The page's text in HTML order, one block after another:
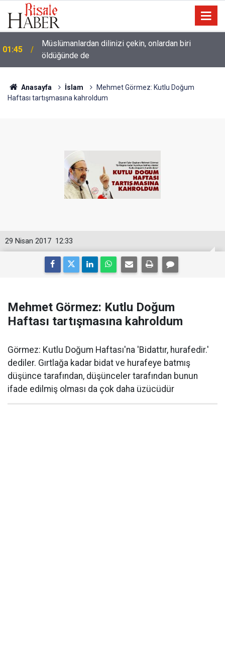
01:45
Müslümanlardan dilinizi çekin, onlardan biri
öldüğünde de
Anasayfa İslam
Mehmet Görmez: Kutlu Doğum
Haftası tartışmasına kahroldum
12:33
29 Nisan 2017
Mehmet Görmez: Kutlu Doğum
Haftası tartışmasına kahroldum
Görmez: Kutlu Doğum Haftası'na 'Bidattır, hurafedir.'
dediler. Gırtlağa kadar bidat ve hurafeye batmış
düşünce tarafından, düşünceler tarafından bunun
ifade edilmiş olması da çok daha üzücüdür